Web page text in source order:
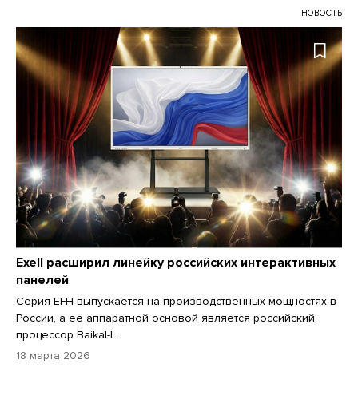
НОВОСТЬ
Exell расширил линейку российских интерактивных
панелей
Серия EFH выпускается на производственных мощностях в
России, а ее аппаратной основой является российский
процессор Baikal-L.
18 марта 2026